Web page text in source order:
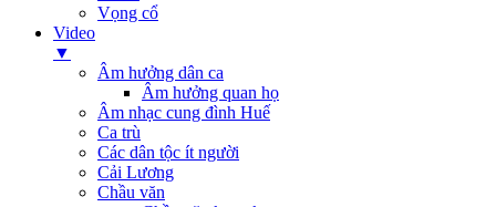
Vọng cổ
Video
▼
Âm hưởng dân ca
Âm hưởng quan họ
Âm nhạc cung đình Huế
Ca trù
Các dân tộc ít người
Cải Lương
Chầu văn